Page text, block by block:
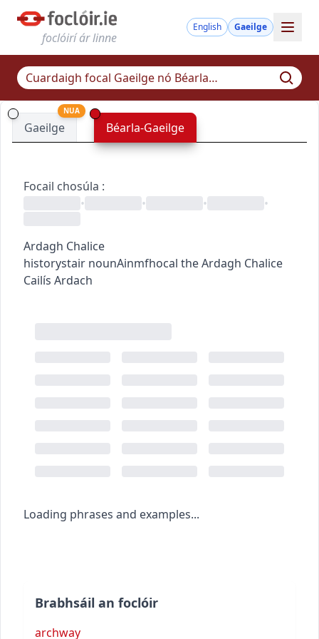
foclóirí ár linne
English Gaeilge
Gaeilge
NUA
Béarla-Gaeilge
Focail chosúla :
•
• • •
Ardagh Chalice
historystair nounAinmfhocal the Ardagh Chalice
Cailís Ardach
Loading phrases and examples...
Brabhsáil an foclóir
archway